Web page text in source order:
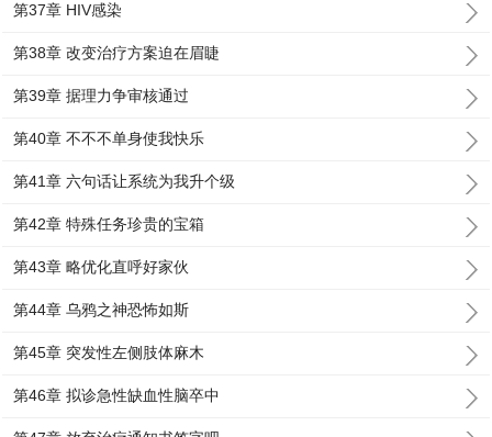
第37章 HIV感染
第38章 改变治疗方案迫在眉睫
第39章 据理力争审核通过
第40章 不不不单身使我快乐
第41章 六句话让系统为我升个级
第42章 特殊任务珍贵的宝箱
第43章 略优化直呼好家伙
第44章 乌鸦之神恐怖如斯
第45章 突发性左侧肢体麻木
第46章 拟诊急性缺血性脑卒中